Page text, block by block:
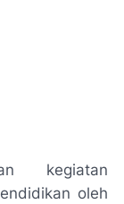
kegiatan
oleh